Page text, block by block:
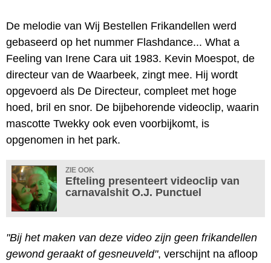
De melodie van Wij Bestellen Frikandellen werd
gebaseerd op het nummer Flashdance... What a
Feeling van Irene Cara uit 1983. Kevin Moespot, de
directeur van de Waarbeek, zingt mee. Hij wordt
opgevoerd als De Directeur, compleet met hoge
hoed, bril en snor. De bijbehorende videoclip, waarin
mascotte Twekky ook even voorbijkomt, is
opgenomen in het park.
ZIE OOK
Efteling presenteert videoclip van
carnavalshit O.J. Punctuel
"Bij het maken van deze video zijn geen frikandellen
gewond geraakt of gesneuveld", verschijnt na afloop